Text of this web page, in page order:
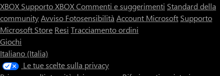
XBOX Supporto XBOXCommenti e suggerimenti Standard della
communityAvviso Fotosensibilità Account Microsoft Supporto
Microsoft Store Resi Tracciamento ordini
Giochi
Italiano (Italia)
Le tue scelte sulla privacy